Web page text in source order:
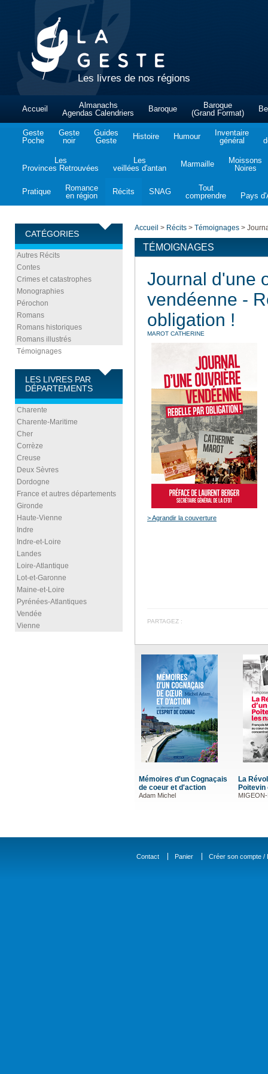
Les livres de nos régions
Accueil
Almanachs
Agendas Calendriers
Baroque
Baroque
(Grand Format)
Geste
Poche
Geste
noir
Guides
Geste
Histoire Humour
Inventaire
général
Les
Provinces Retrouvées
Les
veillées d'antan
Marmaille
Moissons
Noires
Pratique
Romance
en région
Récits SNAG
Tout
comprendre
Pays
CATÉGORIES
Autres Récits
Contes
Crimes et catastrophes
Monographies
Pérochon
Romans
Romans historiques
Romans illustrés
Témoignages
LES LIVRES PAR
DÉPARTEMENTS
Charente
Charente-Maritime
Cher
Corrèze
Creuse
Deux Sèvres
Dordogne
France et autres départements
Gironde
Haute-Vienne
Indre
Indre-et-Loire
Landes
Loire-Atlantique
Lot-et-Garonne
Maine-et-Loire
Pyrénées-Atlantiques
Vendée
Vienne
Accueil > Récits > Témoignages >
TÉMOIGNAGES
Journal d'une
vendéenne -
obligation !
MAROT CATHERINE
> Agrandir la couverture
PARTAGEZ :
La Révolte d'un paysan
Poitevin contre les nazis
MIGEON-BASTY Françoise
marine
Contact Panier Créer son compte /